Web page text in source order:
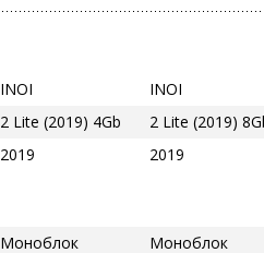
INOI
INOI
2 Lite (2019) 4Gb
2 Lite (2019)
2019 2019
Моноблок
Моноблок